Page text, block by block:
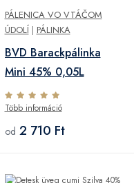
PÁLENICA VO VTÁČOM
ÚDOLÍ| PÁLINKA
BVD Barackpálinka
Mini 45% 0,05L
Több információ
od 2 710 Ft